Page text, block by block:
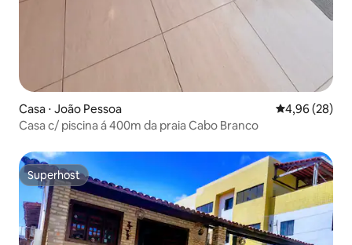
Casa ⋅ João Pessoa 4,96 de uma
4,96 (28)
Casa c/ piscina á 400m da praia Cabo Branco
Superhost
Superhost